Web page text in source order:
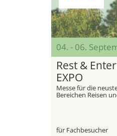
04. - 06.
Rest &
EXPO
Messe für die
Bereichen Reisen
für Fachbesucher